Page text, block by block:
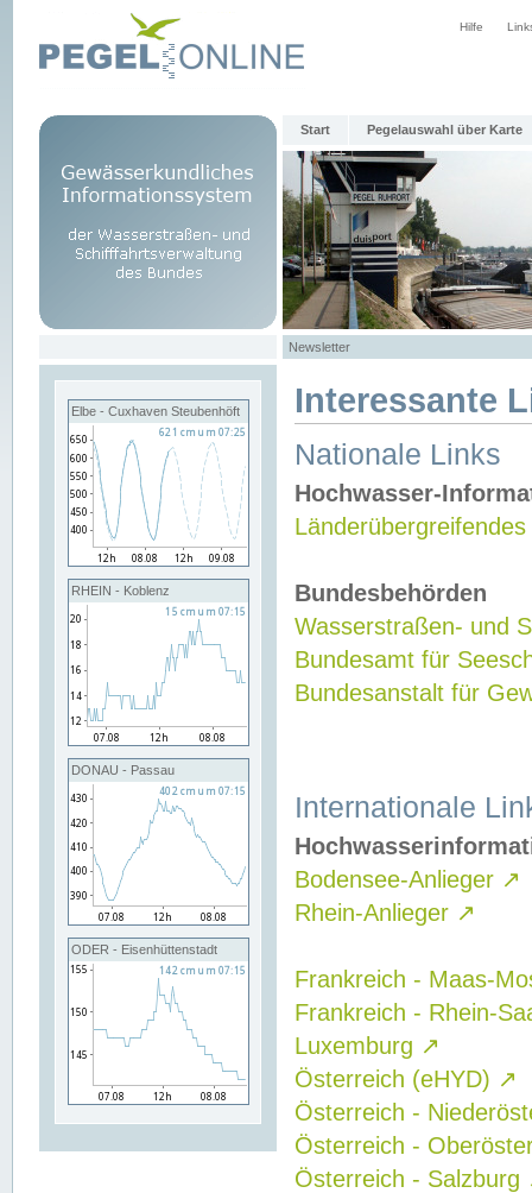
Hilfe
Start Pegelauswahl über Karte
Newsletter
Elbe - Cuxhaven Steubenhöft
RHEIN - Koblenz
DONAU - Passau
ODER - Eisenhüttenstadt
Interessante
Nationale Links
Hochwasser-
Bundesbehörden
Wasserstraßen- und
Bundesamt für
Bundesanstalt für
Internationale
Bodensee-Anlieger ↗
Rhein-Anlieger ↗
Frankreich - Maas-
Frankreich - Rhein-
Luxemburg ↗
Österreich (eHYD) ↗
Österreich -
Österreich -
Österreich - Salzburg